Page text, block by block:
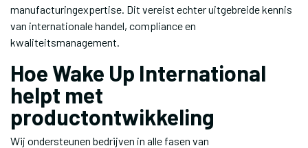
manufacturingexpertise. Dit vereist echter uitgebreide kennis
van internationale handel, compliance en
kwaliteitsmanagement.
Hoe Wake Up International
helpt met
productontwikkeling
Wij ondersteunen bedrijven in alle fasen van